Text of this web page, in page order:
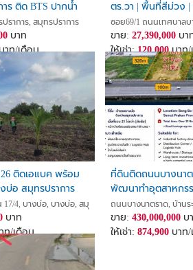
ร ติด BTS ปากน้ำ
ราการ, สมุทรปราการ
บาท
าท/เดือน
ตร.วา | พื้นที่สีม่วง |
รองรับโรงงาน
ซอย69/1 ถนนเทศบาลบ
ขาย:27,390,000 บา
ให้เช่า:120,000บาท/
ติดเอแบค พร้อม
บ่อ สมุทรปราการ
17/4, บางบ่อ, บางบ่อ, สมุทรปราการ
บาท
ท/เดือน
ที่ดินติดถนนบางนาต
พัฒนาทำอุตสาหกร
กรุงเทพกับโซนEEC
ถนนบางนาตราด, บ้านร
ขาย:430,000,000 บ
ให้เช่า:874,900 บาท/